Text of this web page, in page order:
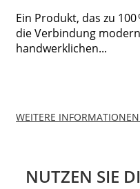
Ein Produkt, das zu
die Verbindung
handwerklichen...
WEITERE INFORMATIONEN
NUTZEN SIE